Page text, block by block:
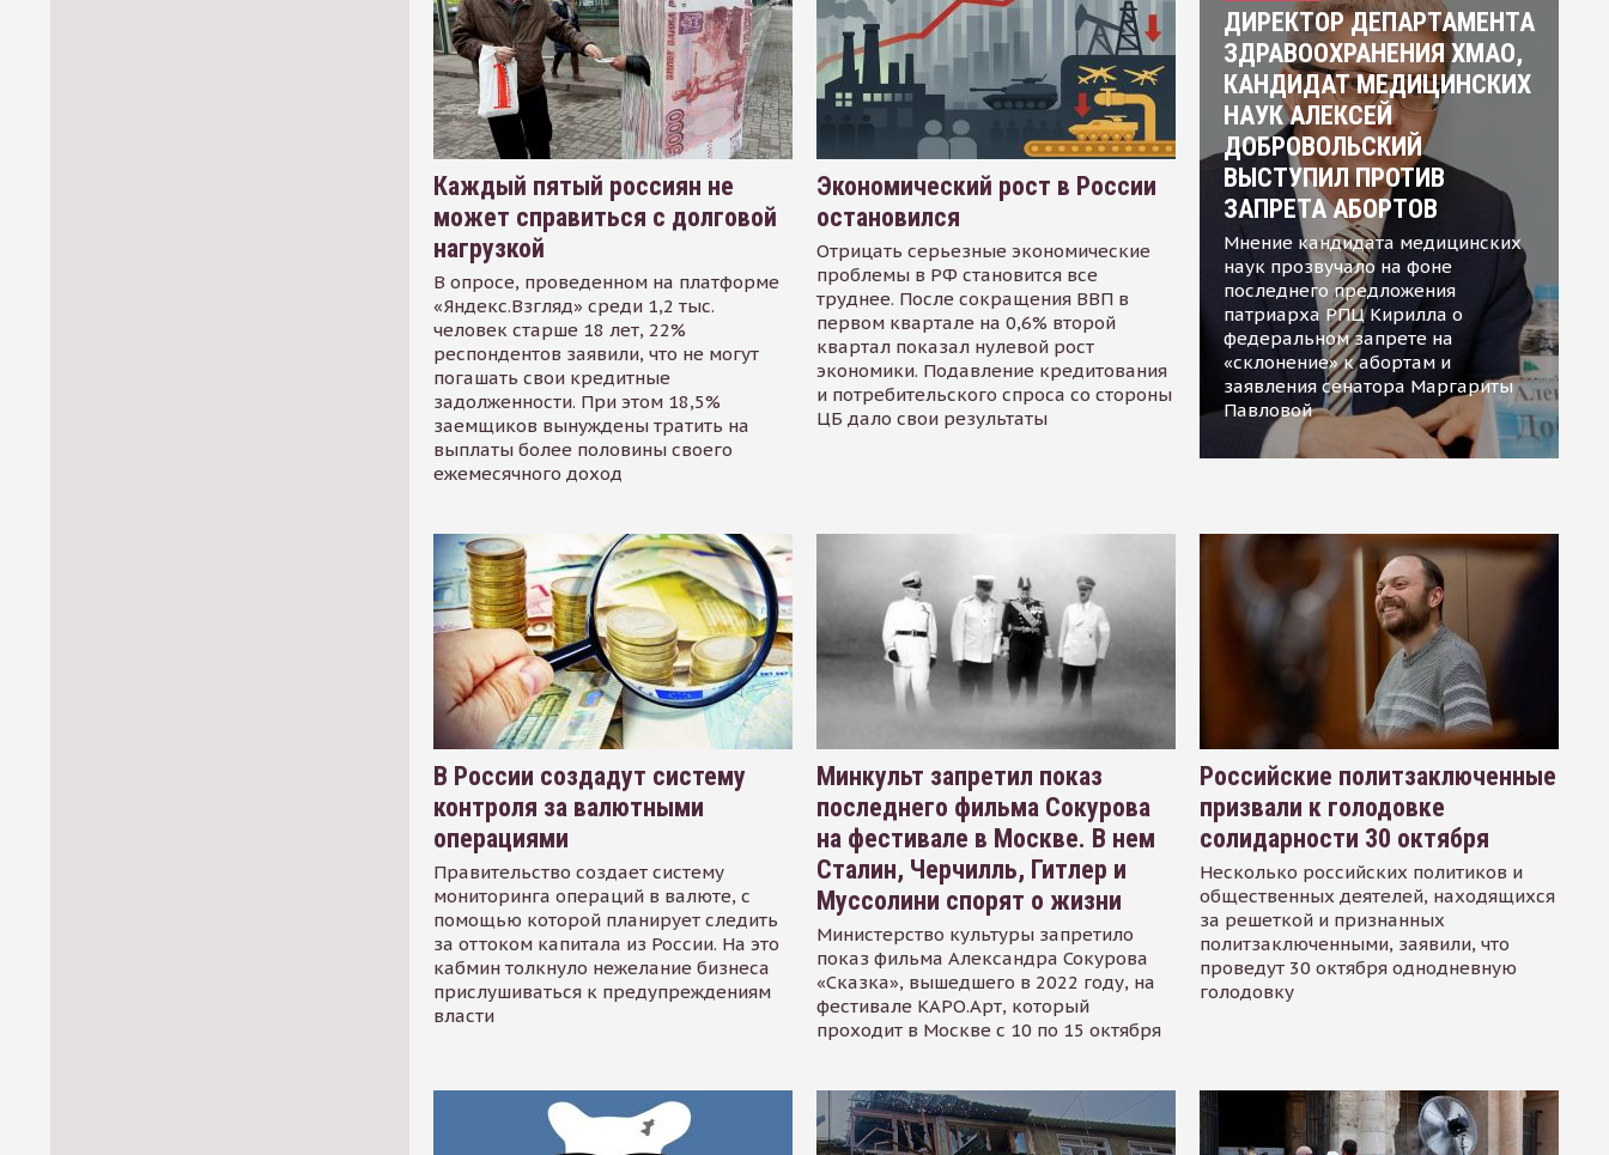
Каждый пятый россиян не
может справиться с долговой
нагрузкой
В опросе, проведенном на платформе
«Яндекс.Взгляд» среди 1,2 тыс.
человек старше 18 лет, 22%
респондентов заявили, что не могут
погашать свои кредитные
задолженности. При этом 18,5%
заемщиков вынуждены тратить на
выплаты более половины своего
ежемесячного доход
Экономический рост в России
остановился
Отрицать серьезные экономические
проблемы в РФ становится все
труднее. После сокращения ВВП в
первом квартале на 0,6% второй
квартал показал нулевой рост
экономики. Подавление кредитования
и потребительского спроса со стороны
ЦБ дало свои результаты
ДИРЕКТОР ДЕПАРТАМЕНТА
ЗДРАВООХРАНЕНИЯ ХМАО,
КАНДИДАТ МЕДИЦИНСКИХ
НАУК АЛЕКСЕЙ
ДОБРОВОЛЬСКИЙ
ВЫСТУПИЛ ПРОТИВ
ЗАПРЕТА АБОРТОВ
Мнение кандидата медицинских
наук прозвучало на фоне
последнего предложения
патриарха РПЦ Кирилла о
федеральном запрете на
«склонение» к абортам и
заявления сенатора Маргариты
Павловой
В России создадут систему
контроля за валютными
операциями
Правительство создает систему
мониторинга операций в валюте, с
помощью которой планирует следить
за оттоком капитала из России. На это
кабмин толкнуло нежелание бизнеса
прислушиваться к предупреждениям
власти
Минкульт запретил показ
последнего фильма Сокурова
на фестивале в Москве. В нем
Сталин, Черчилль, Гитлер и
Муссолини спорят о жизни
Министерство культуры запретило
показ фильма Александра Сокурова
«Сказка», вышедшего в 2022 году, на
фестивале КАРО.Арт, который
проходит в Москве с 10 по 15 октября
Российские политзаключенные
призвали к голодовке
солидарности 30 октября
Несколько российских политиков и
общественных деятелей, находящихся
за решеткой и признанных
политзаключенными, заявили, что
проведут 30 октября однодневную
голодовку